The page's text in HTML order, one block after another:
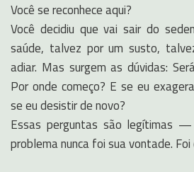
Você se reconhece aqui?
Você decidiu que vai sair do
saúde, talvez por um susto,
adiar. Mas surgem as dúvidas:
Por onde começo? E se eu
se eu desistir de novo?
Essas perguntas são legítimas
problema nunca foi sua vontade. Foi